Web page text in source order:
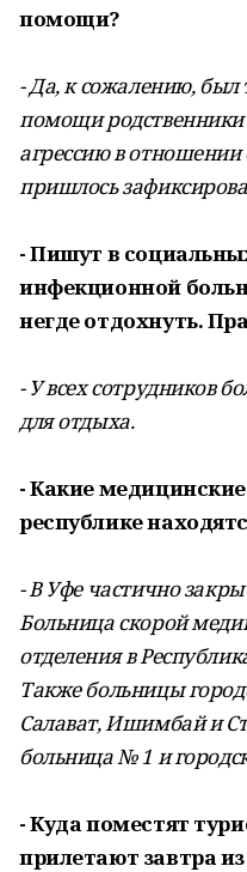
помощи?
- Да, к сожалению, был
помощи родственники
агрессию в
пришлось
- Пишут в
инфекционной
негде отдохнуть.
- У всех сотрудников
для отдыха.
- Какие
республике
- В Уфе частично
Больница скорой
отделения в
Также больницы
Салават, Ишимбай и
больница № 1 и
- Куда поместят
прилетают завтра